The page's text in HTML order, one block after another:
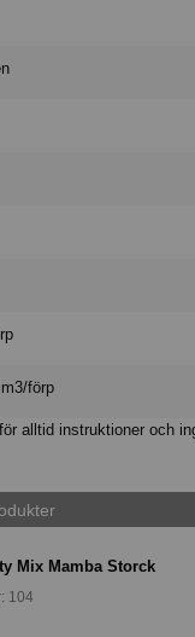
förp
alltid instruktioner och
Mix Mamba Storck
104